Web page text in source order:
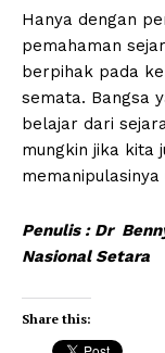
Hanya dengan
pemahaman
berpihak pada
semata. Bangsa
belajar dari
mungkin jika kita
Penulis : Dr
Nasional Setara
Share this: